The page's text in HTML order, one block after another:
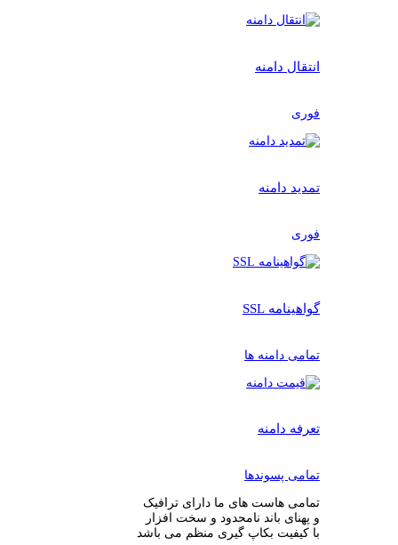
انتقال دامنه
فوری
تمدید دامنه
فوری
گواهینامه SSL
تمامی دامنه ها
تعرفه دامنه
تمامی پسوندها
تمامی هاست های ما دارای ترافیک
و پهنای باند نامحدود و سخت افزار
با کیفیت بکاپ گیری منظم می باشد